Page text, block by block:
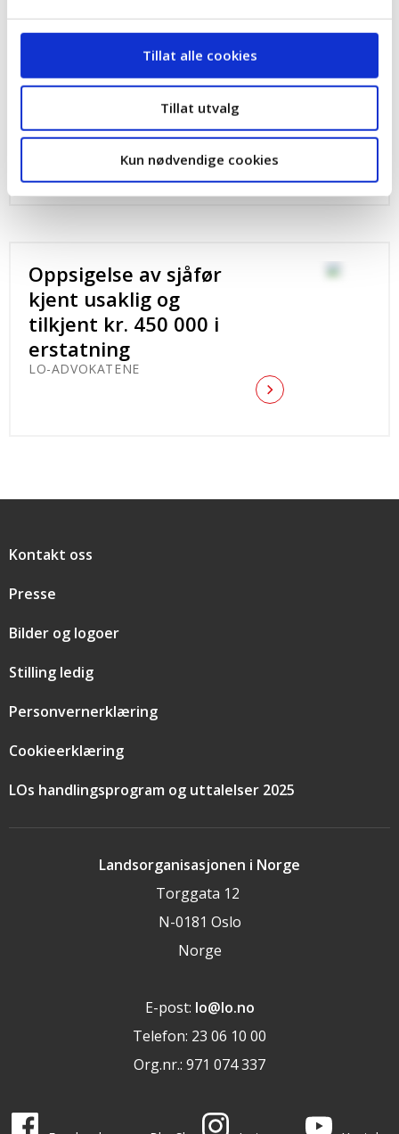
Tillat alle cookies
Tillat utvalg
Kun nødvendige cookies
Arbeidstaker tilkjent
kr. 350 000 etter
ugyldig oppsigelse
LO-ADVOKATENE
Oppsigelse av sjåfør
kjent usaklig og
tilkjent kr. 450 000 i
erstatning
LO-ADVOKATENE
Landsorganisasjonen i Norge
Torggata 12
N-0181 Oslo
Norge
E-post: lo@lo.no
Telefon: 23 06 10 00
Org.nr.: 971 074 337
Snarveier
Kontakt oss
Presse
Bilder og logoer
Stilling ledig
Personvernerklæring
Cookieerklæring
LOs handlingsprogram og uttalelser 2025
LO i sosiale medier